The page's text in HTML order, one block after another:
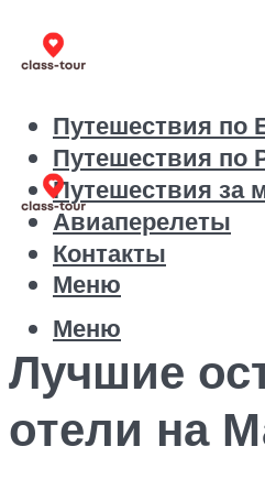
Путешествия по
Путешествия по
Путешествия за
Авиаперелеты
Контакты
Меню
Меню
Лучшие
отели на